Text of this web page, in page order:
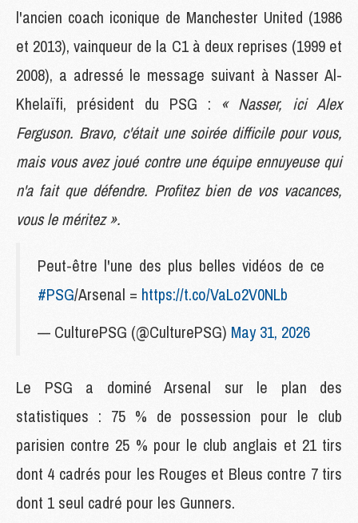
l'ancien coach iconique de Manchester United (1986
et 2013), vainqueur de la C1 à deux reprises (1999 et
2008), a adressé le message suivant à Nasser Al-
Khelaïfi, président du PSG : « Nasser, ici Alex
Ferguson. Bravo, c'était une soirée difficile pour vous,
mais vous avez joué contre une équipe ennuyeuse qui
n'a fait que défendre. Profitez bien de vos vacances,
vous le méritez ».
Peut-être l'une des plus belles vidéos de ce
#PSG/Arsenal = https://t.co/VaLo2V0NLb
— CulturePSG (@CulturePSG) May 31, 2026
Le PSG a dominé Arsenal sur le plan des
statistiques : 75 % de possession pour le club
parisien contre 25 % pour le club anglais et 21 tirs
dont 4 cadrés pour les Rouges et Bleus contre 7 tirs
dont 1 seul cadré pour les Gunners.